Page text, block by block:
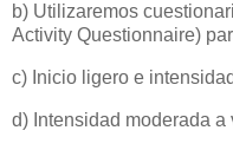
b) Utilizaremos
Activity Questionnaire)
c) Inicio ligero e
d) Intensidad moderada